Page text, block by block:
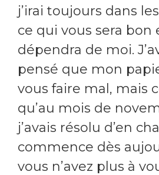
j’irai toujours dans
ce qui vous sera bon
dépendra de moi.
pensé que mon
vous faire mal, mais
qu’au mois de
j’avais résolu d’en
commence dès
vous n’avez plus à